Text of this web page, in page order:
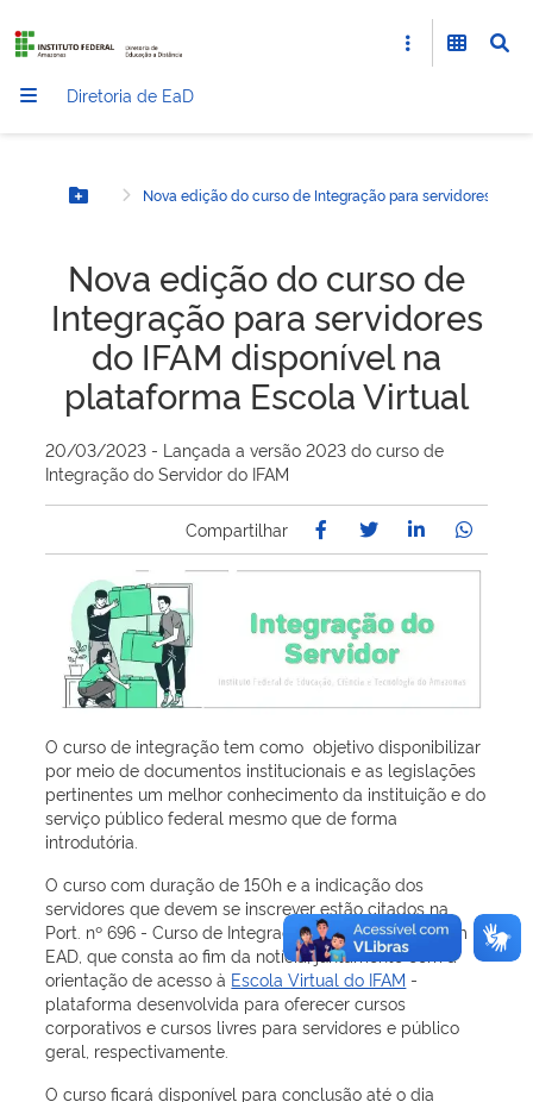
Diretoria de EaD
Botão MenuNova edição do curso de Integração para servidores do
Nova edição do curso de
Integração para servidores
do IFAM disponível na
plataforma Escola Virtual
20/03/2023 - Lançada a versão 2023 do curso de
Integração do Servidor do IFAM
Compartilhar
O curso de integração tem como objetivo disponibilizar
por meio de documentos institucionais e as legislações
pertinentes um melhor conhecimento da instituição e do
serviço público federal mesmo que de forma
introdutória.
O curso com duração de 150h e a indicação dos
servidores que devem se inscrever estão citados na
Port. nº 696 - Curso de Integração para Servidores em
EAD, que consta ao fim da notícia, juntamente com a
orientação de acesso à Escola Virtual do IFAM -
plataforma desenvolvida para oferecer cursos
corporativos e cursos livres para servidores e público
geral, respectivamente.
O curso ficará disponível para conclusão até o dia